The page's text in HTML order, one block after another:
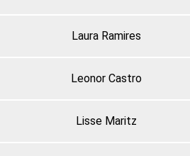
Laura Ramires
Leonor Castro
Lisse Maritz